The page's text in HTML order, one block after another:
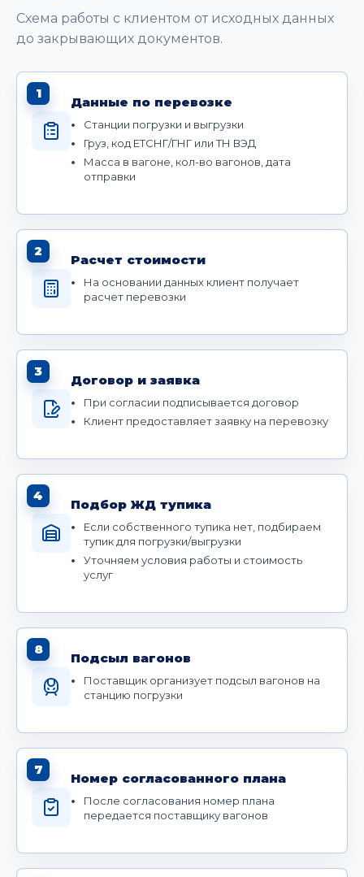
Схема работы с клиентом от исходных данных
до закрывающих документов.
1
Данные по перевозке
Станции погрузки и выгрузки
Груз, код ЕТСНГ/ГНГ или ТН ВЭД
Масса в вагоне, кол-во вагонов, дата
отправки
2
Расчет стоимости
На основании данных клиент получает
расчет перевозки
3
Договор и заявка
При согласии подписывается договор
Клиент предоставляет заявку на перевозку
4
Подбор ЖД тупика
Если собственного тупика нет, подбираем
тупик для погрузки/выгрузки
Уточняем условия работы и стоимость
услуг
8
Подсыл вагонов
Поставщик организует подсыл вагонов на
станцию погрузки
7
Номер согласованного плана
После согласования номер плана
передается поставщику вагонов